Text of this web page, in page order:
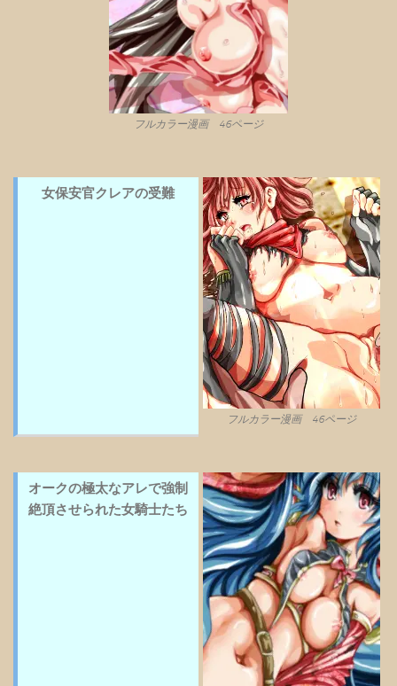
フルカラー漫画 46ページ
女保安官クレアの受難
フルカラー漫画 46ページ
オークの極太なアレで強制
絶頂させられた女騎士たち